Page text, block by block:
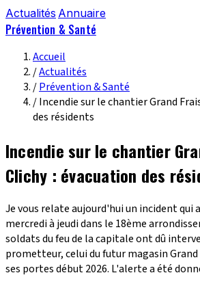
Actualités Annuaire
Prévention & Santé
Accueil
/Actualités
/Prévention & Santé
/Incendie sur le chantier Grand
des résidents
Incendie sur le chantier
Clichy : évacuation des
Je vous relate aujourd'hui un incident qui
mercredi à jeudi dans le 18ème
soldats du feu de la capitale ont dû
prometteur, celui du futur magasin
ses portes début 2026. L'alerte a été